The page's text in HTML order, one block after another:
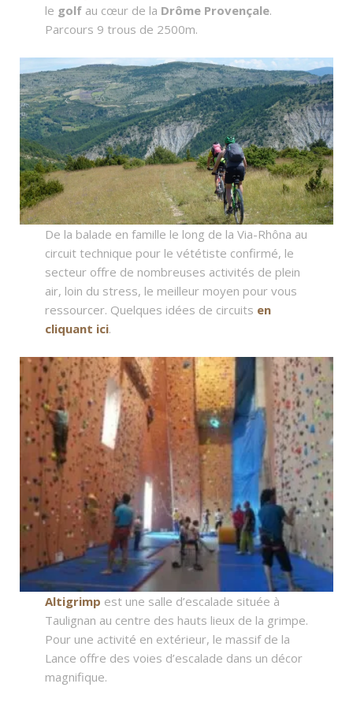
le golfau cœur de la Drôme Provençale.
Parcours 9 trous de 2500m.
De la balade en famille le long de la Via-Rhôna au
circuit technique pour le vététiste confirmé, le
secteur offre de nombreuses activités de plein
air, loin du stress, le meilleur moyen pour vous
ressourcer. Quelques idées de circuits en
cliquant ici.
Altigrimp est une salle d’escalade située à
Taulignan au centre des hauts lieux de la grimpe.
Pour une activité en extérieur, le massif de la
Lance offre des voies d’escalade dans un décor
magnifique.